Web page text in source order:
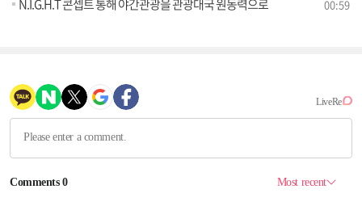
N.I.G.H.T 콘셉트 통해 야간관광을 관광대국 원동력으로 00:59